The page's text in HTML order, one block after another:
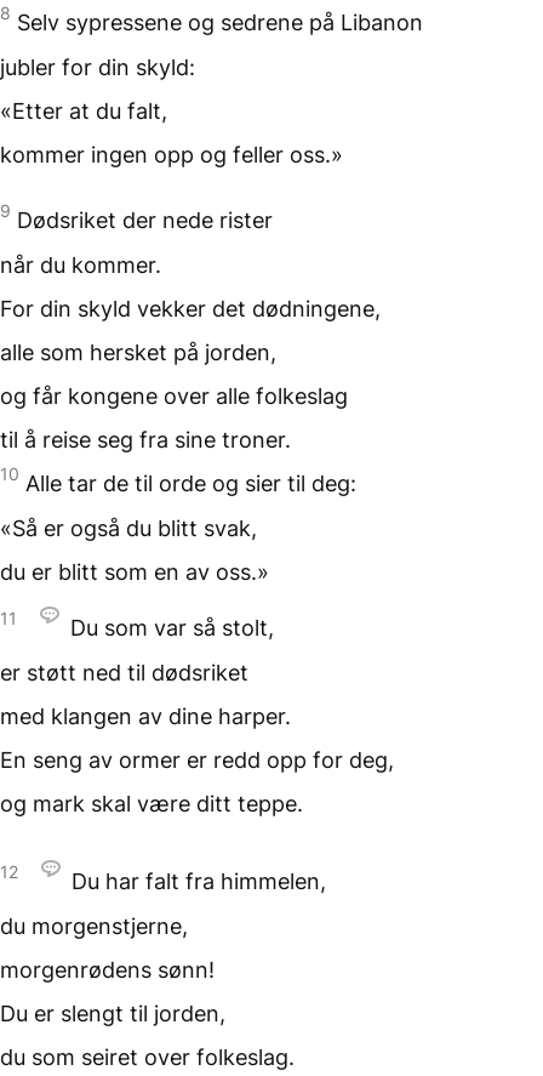
8 Selv sypressene og sedrene på Libanon
jubler for din skyld:
«Etter at du falt,
kommer ingen opp og feller oss.»
9 Dødsriket der nede rister
når du kommer.
For din skyld vekker det dødningene,
alle som hersket på jorden,
og får kongene over alle folkeslag
til å reise seg fra sine troner.
10 Alle tar de til orde og sier til deg:
«Så er også du blitt svak,
du er blitt som en av oss.»
11
Du som var så stolt,
er støtt ned til dødsriket
med klangen av dine harper.
En seng av ormer er redd opp for deg,
og mark skal være ditt teppe.
12 Du har falt fra himmelen,
du morgenstjerne,
morgenrødens sønn!
Du er slengt til jorden,
du som seiret over folkeslag.